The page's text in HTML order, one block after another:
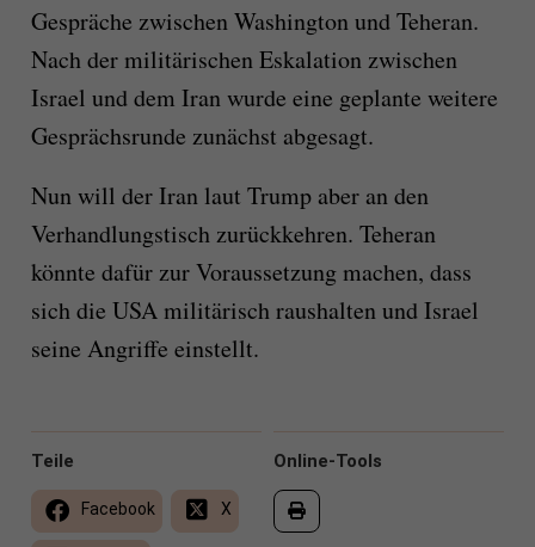
Gespräche zwischen Washington und Teheran.
Nach der militärischen Eskalation zwischen
Israel und dem Iran wurde eine geplante weitere
Gesprächsrunde zunächst abgesagt.
Nun will der Iran laut Trump aber an den
Verhandlungstisch zurückkehren. Teheran
könnte dafür zur Voraussetzung machen, dass
sich die USA militärisch raushalten und Israel
seine Angriffe einstellt.
Online-Tools
Teile
Facebook X